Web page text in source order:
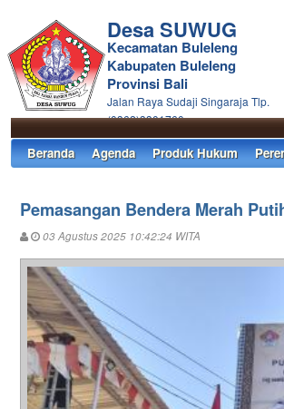
Desa SUWUG
Kecamatan Buleleng
Kabupaten Buleleng
Provinsi Bali
Jalan Raya Sudaji Singaraja Tlp.
(0362)3301760
Beranda Agenda Produk Hukum
Pemasangan Bendera Merah
03 Agustus 2025 10:42:24 WITA